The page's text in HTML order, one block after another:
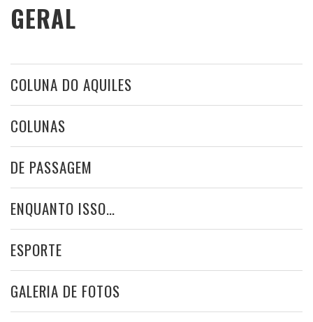
GERAL
COLUNA DO AQUILES
COLUNAS
DE PASSAGEM
ENQUANTO ISSO…
ESPORTE
GALERIA DE FOTOS